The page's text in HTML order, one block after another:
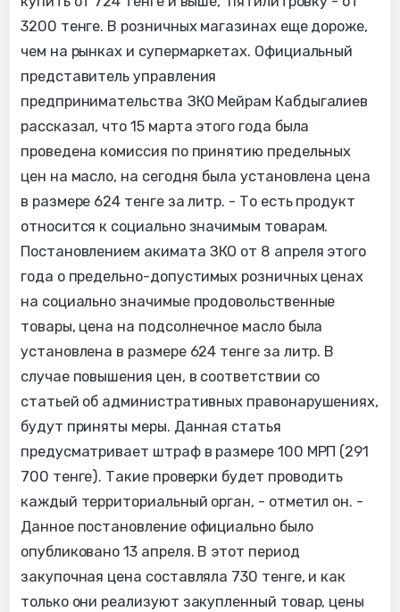
3200 тенге. В розничных магазинах еще дороже,
чем на рынках и супермаркетах. Официальный
представитель управления
предпринимательства ЗКО Мейрам Кабдыгалиев
рассказал, что 15 марта этого года была
проведена комиссия по принятию предельных
цен на масло, на сегодня была установлена цена
в размере 624 тенге за литр. - То есть продукт
относится к социально значимым товарам.
Постановлением акимата ЗКО от 8 апреля этого
года о предельно-допустимых розничных ценах
на социально значимые продовольственные
товары, цена на подсолнечное масло была
установлена в размере 624 тенге за литр. В
случае повышения цен, в соответствии со
статьей об административных правонарушениях,
будут приняты меры. Данная статья
предусматривает штраф в размере 100 МРП (291
700 тенге). Такие проверки будет проводить
каждый территориальный орган, - отметил он. -
Данное постановление официально было
опубликовано 13 апреля. В этот период
закупочная цена составляла 730 тенге, и как
только они реализуют закупленный товар, цены